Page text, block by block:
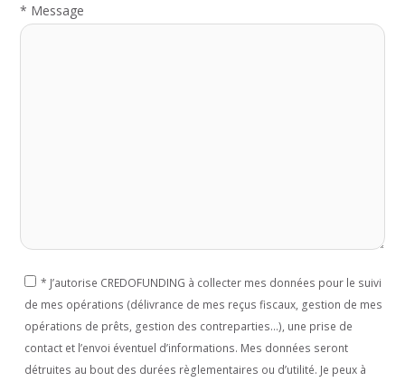
* Message
If
you
are
* J’autorise CREDOFUNDING à collecter mes données pour le suivi
de mes opérations (délivrance de mes reçus fiscaux, gestion de mes
opérations de prêts, gestion des contreparties...), une prise de
contact et l’envoi éventuel d’informations. Mes données seront
détruites au bout des durées règlementaires ou d’utilité. Je peux à